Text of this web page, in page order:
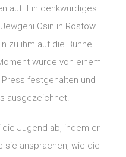
auf. Ein denkwürdiges
Osin in Rostow
zu ihm auf die Bühne
wurde von einem
festgehalten und
ausgezeichnet.
Jugend ab, indem er
sie ansprachen, wie die